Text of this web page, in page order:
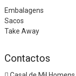
Embalagens
Sacos
Take Away
Contactos